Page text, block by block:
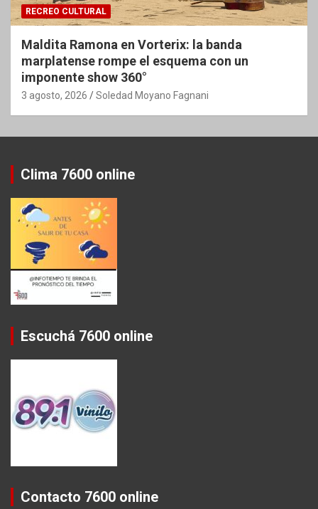
RECREO CULTURAL
Maldita Ramona en Vorterix: la banda
marplatense rompe el esquema con un
imponente show 360°
3 agosto, 2026 Soledad Moyano Fagnani
Clima 7600 online
Escuchá 7600 online
Contacto 7600 online